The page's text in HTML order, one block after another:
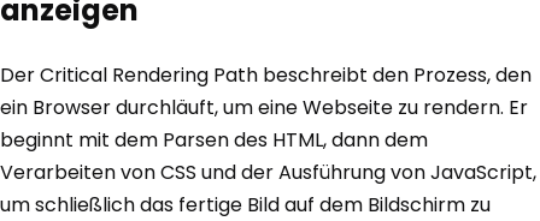
anzeigen
Der Critical Rendering Path beschreibt den Prozess, den
ein Browser durchläuft, um eine Webseite zu rendern. Er
beginnt mit dem Parsen des HTML, dann dem
Verarbeiten von CSS und der Ausführung von JavaScript,
um schließlich das fertige Bild auf dem Bildschirm zu